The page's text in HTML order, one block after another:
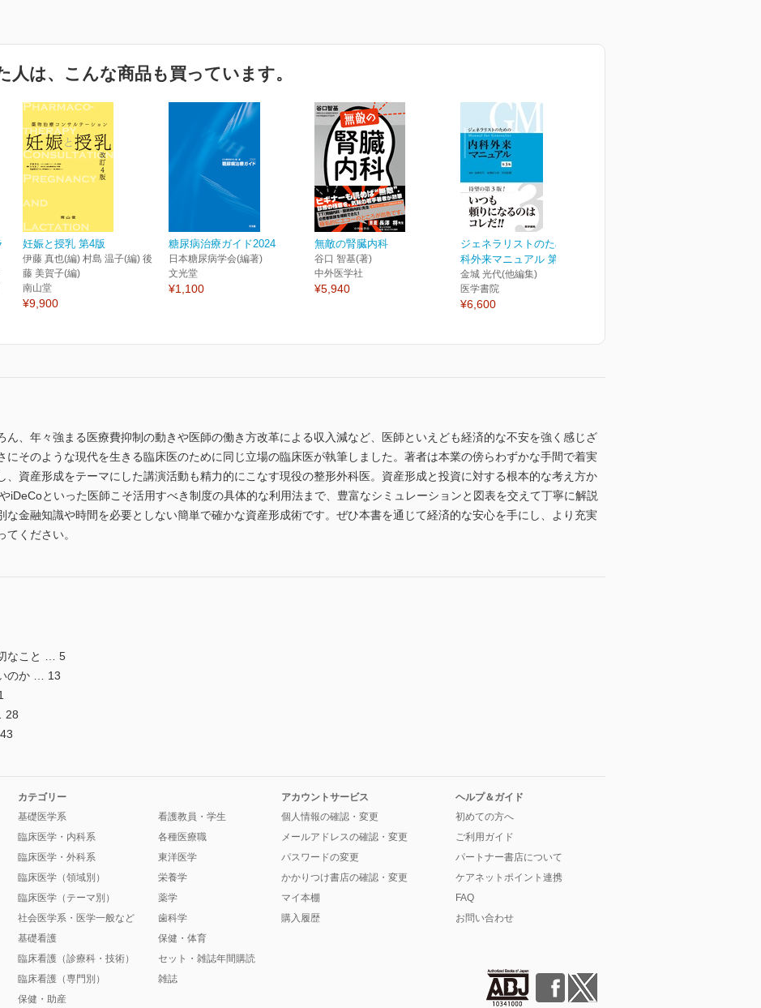
人は、こんな商品も買っています。
妊娠と授乳 第4版
伊藤 真也(編) 村島 温子(編) 後
藤 美賀子(編)
南山堂
¥9,900
糖尿病治療ガイド2024
日本糖尿病学会(編著)
文光堂
¥1,100
無敵の腎臓内科
谷口 智基(著)
中外医学社
¥5,940
ジェネラリストのための内
科外来マニュアル 第3版
金城 光代(他編集)
医学書院
¥6,600
ん、年々強まる医療費抑制の動きや医師の働き方改革による収入減など、医師といえども経済的な不安を強く感じざ
にそのような現代を生きる臨床医のために同じ立場の臨床医が執筆しました。著者は本業の傍らわずかな手間で着実
、資産形成をテーマにした講演活動も精力的にこなす現役の整形外科医。資産形成と投資に対する根本的な考え方か
iDeCoといった医師こそ活用すべき制度の具体的な利用法まで、豊富なシミュレーションと図表を交えて丁寧に解説
な金融知識や時間を必要としない簡単で確かな資産形成術です。ぜひ本書を通じて経済的な安心を手にし、より充実
てください。
なこと … 5
のか … 13
28
カテゴリー
基礎医学系
臨床医学・内科系
臨床医学・外科系
臨床医学（領域別）
臨床医学（テーマ別）
社会医学系・医学一般など
基礎看護
臨床看護（診療科・技術）
臨床看護（専門別）
保健・助産
看護教員・学生
各種医療職
東洋医学
栄養学
薬学
歯科学
保健・体育
セット・雑誌年間購読
雑誌
アカウントサービス
個人情報の確認・変更
メールアドレスの確認・変更
パスワードの変更
かかりつけ書店の確認・変更
マイ本棚
購入履歴
ヘルプ＆ガイド
初めての方へ
ご利用ガイド
パートナー書店について
ケアネットポイント連携
FAQ
お問い合わせ